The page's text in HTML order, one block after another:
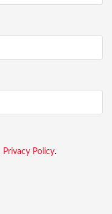
Privacy Policy.